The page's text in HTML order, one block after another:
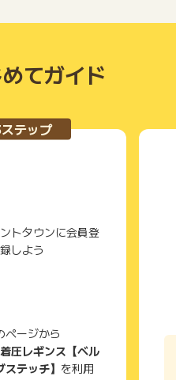
てガイド
テップ
トタウンに会員登
録しよう
ページから
圧レギンス【ベル
テッチ】 を利用